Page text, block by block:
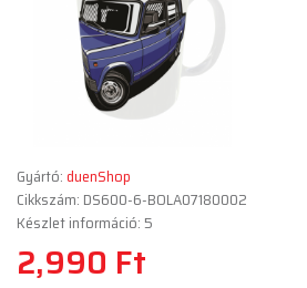
Gyártó:duenShop
Cikkszám: DS600-6-BOLA07180002
Készlet információ: 5
2,990 Ft